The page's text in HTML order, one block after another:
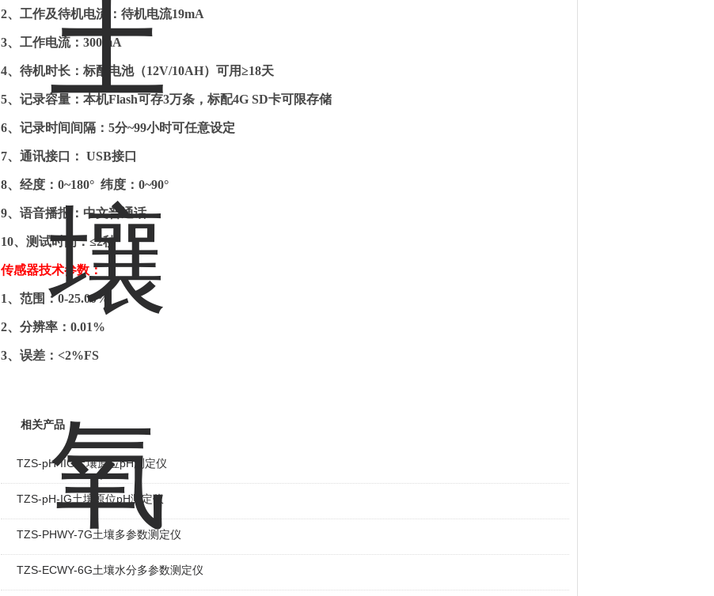
2、 工作及待机电流：待机电流19mA
3、 工作电流： 300mA
4、 待机时长：标配电池（12V/10AH）可用≥18天
5、 记录容量：本机Flash可存3万条，标配4G SD卡可限存储
6、 记录时间间隔： 5分~99小时可任意设定
7、 通讯接口： USB接口
8、 经度： 0~180° 纬度： 0~90°
9、 语音播报：中文普通话
10、 测试时间：≤2秒
传感器技术参数：
1、 范围：0-25.00%
2、 分辨率： 0.01%
3、 误差： <2%FS
相关产品
TZS-pH-IIG土壤原位pH测定仪
TZS-pH-IG土壤原位pH测定仪
TZS-PHWY-7G土壤多参数测定仪
TZS-ECWY-6G土壤水分多参数测定仪